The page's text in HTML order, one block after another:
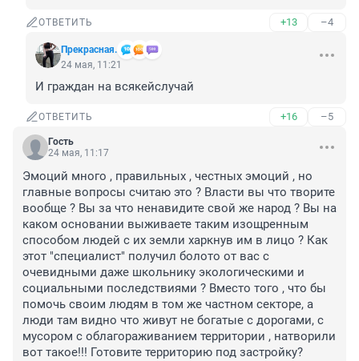
ОТВЕТИТЬ +13 –4
Прекрасная.
24 мая, 11:21
И граждан на всякейслучай
ОТВЕТИТЬ +16 –5
Гость
24 мая, 11:17
Эмоций много , правильных , честных эмоций , но
главные вопросы считаю это ? Власти вы что творите
вообще ? Вы за что ненавидите свой же народ ? Вы на
каком основании выживаете таким изощренным
способом людей с их земли харкнув им в лицо ? Как
этот "специалист" получил болото от вас с
очевидными даже школьнику экологическими и
социальными последствиями ? Вместо того , что бы
помочь своим людям в том же частном секторе, а
люди там видно что живут не богатые с дорогами, с
мусором с облагораживанием территории , натворили
вот такое!!! Готовите территорию под застройку?